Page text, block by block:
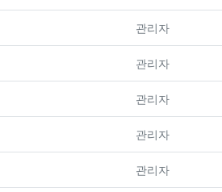
등록자
관리자
등록자
관리자
등록자
관리자
등록자
관리자
등록자
관리자